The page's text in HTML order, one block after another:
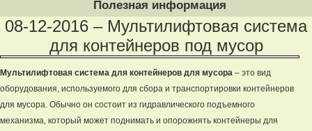
Полезная информация
08-12-2016 – Мультилифтовая система
для контейнеров под мусор
Мультилифтовая система для контейнеров для мусора – это вид
оборудования, используемого для сбора и транспортировки контейнеров
для мусора. Обычно он состоит из гидравлического подъемного
механизма, который может поднимать и опорожнять контейнеры для